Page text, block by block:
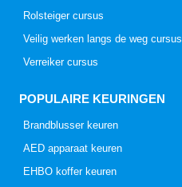
Rolsteiger cursus
Veilig werken langs de weg cursus
Verreiker cursus
POPULAIRE KEURINGEN
Brandblusser keuren
AED apparaat keuren
EHBO koffer keuren